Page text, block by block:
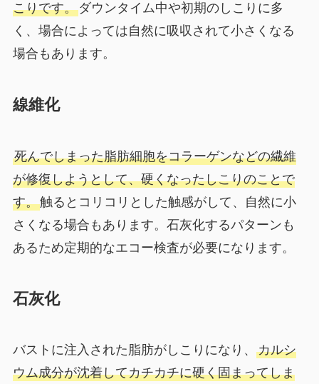
こりです。ダウンタイム中や初期のしこりに多
く、場合によっては自然に吸収されて小さくなる
場合もあります。
線維化
死んでしまった脂肪細胞をコラーゲンなどの繊維
が修復しようとして、硬くなったしこりのことで
す。触るとコリコリとした触感がして、自然に小
さくなる場合もあります。石灰化するパターンも
あるため定期的なエコー検査が必要になります。
石灰化
バストに注入された脂肪がしこりになり、 カルシ
ウム成分が沈着してカチカチに硬く固まってしま